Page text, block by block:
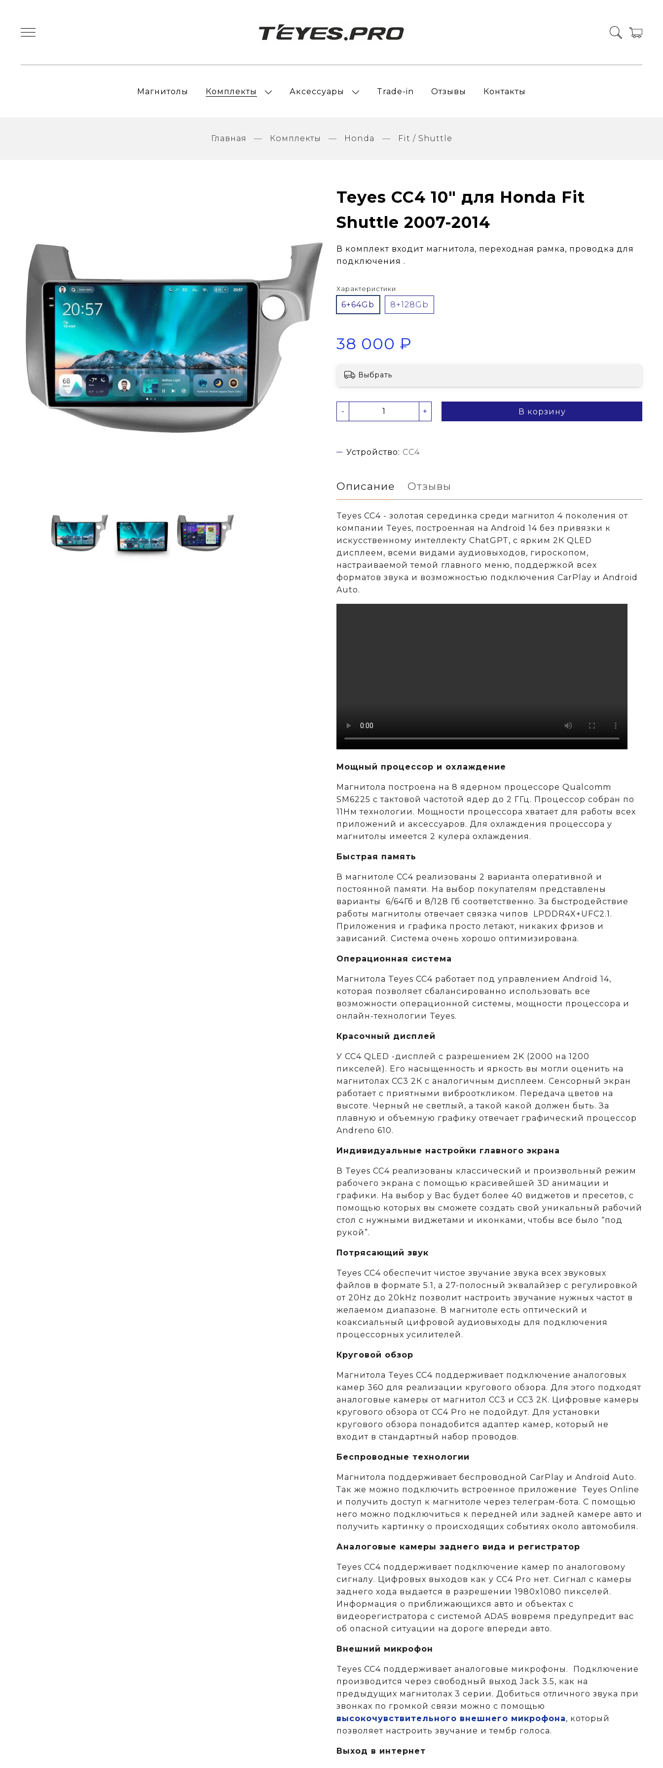
Магнитолы Комплекты Аксессуары Trade-in Отзывы Контакты
Главная Комплекты Honda Fit / Shuttle
Teyes CC4 10" для Honda Fit
Shuttle 2007-2014
В комплект входит магнитола, переходная рамка, проводка для
подключения .
Характеристики
6+64Gb 8+128Gb
38 000 ₽
Выбрать
- + В корзину
Устройство: CC4
Описание Отзывы
Teyes CC4 - золотая серединка среди магнитол 4 поколения от
компании Teyes, построенная на Android 14 без привязки к
искусственному интеллекту ChatGPT, с ярким 2К QLED
дисплеем, всеми видами аудиовыходов, гироскопом,
настраиваемой темой главного меню, поддержкой всех
форматов звука и возможностью подключения CarPlay и Android
Auto.
Мощный процессор и охлаждение
Магнитола построена на 8 ядерном процессоре Qualcomm
SM6225 c тактовой частотой ядер до 2 ГГц. Процессор собран по
11Нм технологии. Мощности процессора хватает для работы всех
приложений и аксессуаров. Для охлаждения процессора у
магнитолы имеется 2 кулера охлаждения.
Быстрая память
В магнитоле CC4 реализованы 2 варианта оперативной и
постоянной памяти. На выбор покупателям представлены
варианты 6/64Гб и 8/128 Гб соответственно. За быстродействие
работы магнитолы отвечает связка чипов LPDDR4X+UFC2.1.
Приложения и графика просто летают, никаких фризов и
зависаний. Система очень хорошо оптимизирована.
Операционная система
Магнитола Teyes CC4 работает под управлением Android 14,
которая позволяет сбалансированно использовать все
возможности операционной системы, мощности процессора и
онлайн-технологии Teyes.
Красочный дисплей
У CC4 QLED -дисплей с разрешением 2K (2000 на 1200
пикселей). Его насыщенность и яркость вы могли оценить на
магнитолах CC3 2К c аналогичным дисплеем. Сенсорный экран
работает с приятными виброоткликом. Передача цветов на
высоте. Черный не светлый, а такой какой должен быть. За
плавную и объемную графику отвечает графический процессор
Andreno 610.
Индивидуальные настройки главного экрана
В Teyes СС4 реализованы классический и произвольный режим
рабочего экрана с помощью красивейшей 3D анимации и
графики. На выбор у Вас будет более 40 виджетов и пресетов, с
помощью которых вы сможете создать свой уникальный рабочий
стол с нужными виджетами и иконками, чтобы все было “под
рукой”.
Потрясающий звук
Teyes CC4 обеспечит чистое звучание звука всех звуковых
файлов в формате 5.1, а 27-полосный эквалайзер с регулировкой
от 20Hz до 20kHz позволит настроить звучание нужных частот в
желаемом диапазоне. В магнитоле есть оптический и
коаксиальный цифровой аудиовыходы для подключения
процессорных усилителей.
Круговой обзор
Магнитола Teyes CC4 поддерживает подключение аналоговых
камер 360 для реализации кругового обзора. Для этого подходят
аналоговые камеры от магнитол СС3 и СС3 2К. Цифровые камеры
кругового обзора от CC4 Pro не подойдут. Для установки
кругового обзора понадобится адаптер камер, который не
входит в стандартный набор проводов.
Беспроводные технологии
Магнитола поддерживает беспроводной CarPlay и Android Auto.
Так же можно подключить встроенное приложение Teyes Online
и получить доступ к магнитоле через телеграм-бота. С помощью
него можно подключиться к передней или задней камере авто и
получить картинку о происходящих событиях около автомобиля.
Аналоговые камеры заднего вида и регистратор
Teyes CC4 поддерживает подключение камер по аналоговому
сигналу. Цифровых выходов как у CC4 Pro нет. Сигнал с камеры
заднего хода выдается в разрешении 1980x1080 пикселей.
Информация о приближающихся авто и объектах c
видеорегистратора с системой ADAS вовремя предупредит вас
об опасной ситуации на дороге впереди авто.
Внешний микрофон
Teyes CC4 поддерживает аналоговые микрофоны. Подключение
производится через свободный выход Jack 3.5, как на
предыдущих магнитолах 3 серии. Добиться отличного звука при
звонках по громкой связи можно с помощью
высокочувствительного внешнего микрофона, который
позволяет настроить звучание и тембр голоса.
Выход в интернет